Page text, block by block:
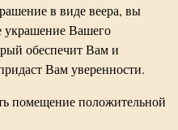
в виде веера, вы
украшение Вашего
обеспечит Вам и
Вам уверенности.
помещение положительной